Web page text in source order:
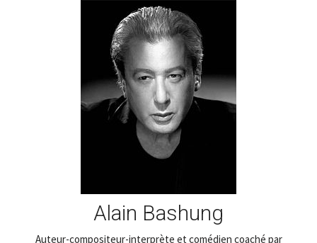
Alain Bashung
Auteur-compositeur-interprète et comédien coaché par